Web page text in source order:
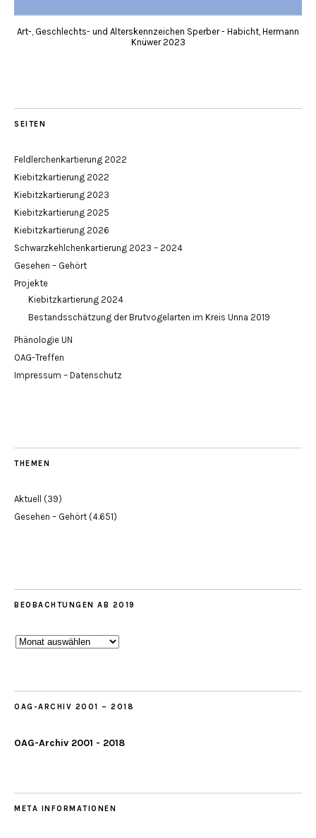
Art-, Geschlechts- und Alterskennzeichen Sperber - Habicht, Hermann
Knüwer 2023
SEITEN
Feldlerchenkartierung 2022
Kiebitzkartierung 2022
Kiebitzkartierung 2023
Kiebitzkartierung 2025
Kiebitzkartierung 2026
Schwarzkehlchenkartierung 2023 – 2024
Gesehen – Gehört
Projekte
Kiebitzkartierung 2024
Bestandsschätzung der Brutvogelarten im Kreis Unna 2019
Phänologie UN
OAG-Treffen
Impressum – Datenschutz
THEMEN
Aktuell
(39)
Gesehen – Gehört (4.651)
BEOBACHTUNGEN AB 2019
Beobachtungen
OAG-ARCHIV 2001 – 2018
OAG-Archiv 2001 - 2018
META INFORMATIONEN